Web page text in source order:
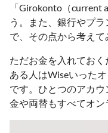
「Girokonto（current
う。また、銀行やプ
で、その点から考えて
ただお金を入れてお
ある人はWiseいった
です。ひとつのアカ
金や両替もすべてオン